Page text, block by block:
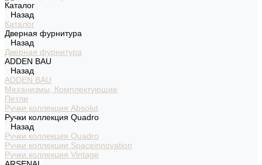
Каталог
Назад
Каталог
Дверная фурнитура
Назад
Дверная фурнитура
ADDEN BAU
Назад
ADDEN BAU
Механизмы, Комплектующие
Петли
Ручки коллекция Absolut
Ручки коллекция Quadro
Назад
Ручки коллекция Quadro
Ручки коллекции Spaceinnovation
Ручки коллекция Vintage